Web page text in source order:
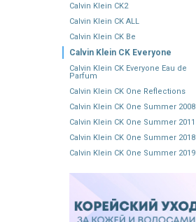
Calvin Klein CK2
Calvin Klein CK ALL
Calvin Klein CK Be
Calvin Klein CK Everyone
Calvin Klein CK Everyone Eau de
Parfum
Calvin Klein CK One Reflections
Calvin Klein CK One Summer 2008
Calvin Klein CK One Summer 2011
Calvin Klein CK One Summer 2018
Calvin Klein CK One Summer 2019